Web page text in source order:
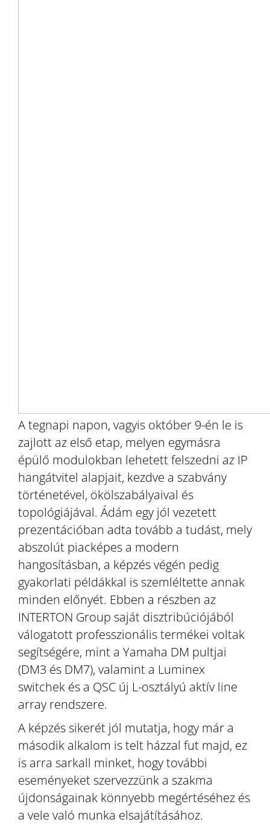
A tegnapi napon, vagyis október 9-én le is
zajlott az első etap, melyen egymásra
épülő modulokban lehetett felszedni az IP
hangátvitel alapjait, kezdve a szabvány
történetével, ökölszabályaival és
topológiájával. Ádám egy jól vezetett
prezentációban adta tovább a tudást, mely
abszolút piacképes a modern
hangosításban, a képzés végén pedig
gyakorlati példákkal is szemléltette annak
minden előnyét. Ebben a részben az
INTERTON Group saját disztribúciójából
válogatott professzionális termékei voltak
segítségére, mint a Yamaha DM pultjai
(DM3 és DM7), valamint a Luminex
switchek és a QSC új L-osztályú aktív line
array rendszere.
A képzés sikerét jól mutatja, hogy már a
második alkalom is telt házzal fut majd, ez
is arra sarkall minket, hogy további
eseményeket szervezzünk a szakma
újdonságainak könnyebb megértéséhez és
a vele való munka elsajátításához.